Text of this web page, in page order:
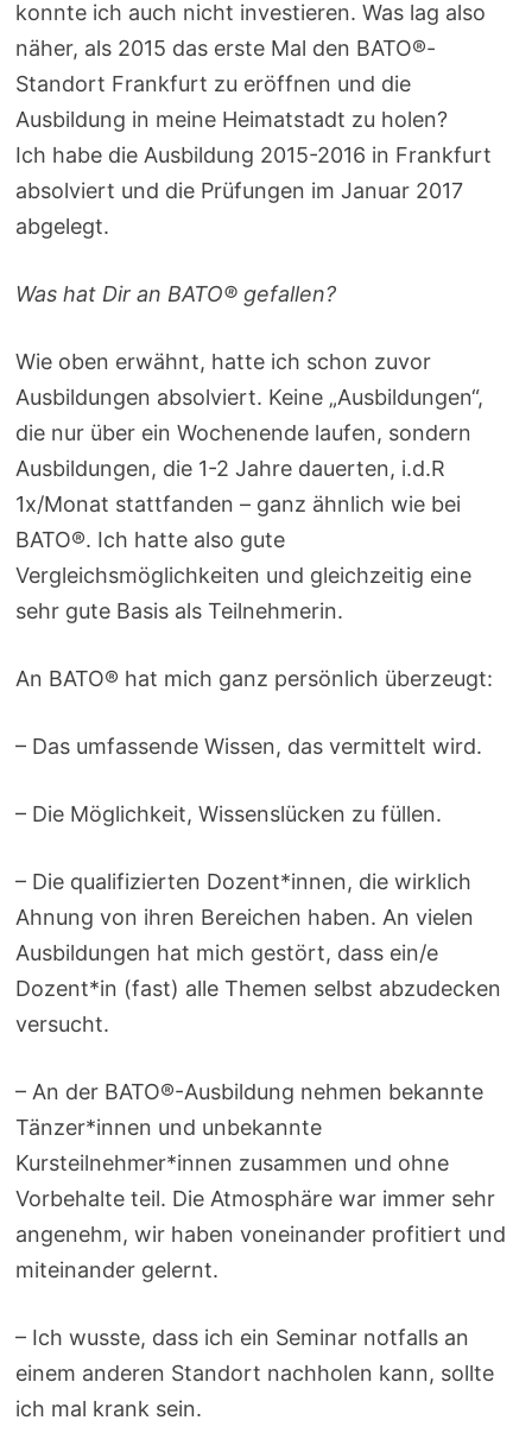
konnte ich auch nicht investieren. Was lag also
näher, als 2015 das erste Mal den BATO®-
Standort Frankfurt zu eröffnen und die
Ausbildung in meine Heimatstadt zu holen?
Ich habe die Ausbildung 2015-2016 in Frankfurt
absolviert und die Prüfungen im Januar 2017
abgelegt.
Was hat Dir an BATO® gefallen?
Wie oben erwähnt, hatte ich schon zuvor
Ausbildungen absolviert. Keine „Ausbildungen“,
die nur über ein Wochenende laufen, sondern
Ausbildungen, die 1-2 Jahre dauerten, i.d.R
1x/Monat stattfanden – ganz ähnlich wie bei
BATO®. Ich hatte also gute
Vergleichsmöglichkeiten und gleichzeitig eine
sehr gute Basis als Teilnehmerin.
An BATO® hat mich ganz persönlich überzeugt:
– Das umfassende Wissen, das vermittelt wird.
– Die Möglichkeit, Wissenslücken zu füllen.
– Die qualifizierten Dozent*innen, die wirklich
Ahnung von ihren Bereichen haben. An vielen
Ausbildungen hat mich gestört, dass ein/e
Dozent*in (fast) alle Themen selbst abzudecken
versucht.
– An der BATO®-Ausbildung nehmen bekannte
Tänzer*innen und unbekannte
Kursteilnehmer*innen zusammen und ohne
Vorbehalte teil. Die Atmosphäre war immer sehr
angenehm, wir haben voneinander profitiert und
miteinander gelernt.
– Ich wusste, dass ich ein Seminar notfalls an
einem anderen Standort nachholen kann, sollte
ich mal krank sein.